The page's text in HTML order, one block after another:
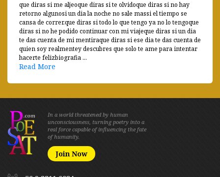
que diras si me aljeoque diras si te olvidoque diras si no hay
retorno algunosi un dia la noche no sale massi el tiempo se
cansa de correr.que diras si todo lo que tengo ya no lo tengoque
diras si no he podido continuar con mi viajeque diras si un dia
te das cuenta de mi mentiraque diras si ese dia te das cuenta de
quien soy realmentey descubres que solo te ame para intentar
hacerte felizbiografia ...
Read More
In a world threatened by human
unconsciousness, turning poetry into a
real force capable of influencing the fate
of humanity.
Join Now